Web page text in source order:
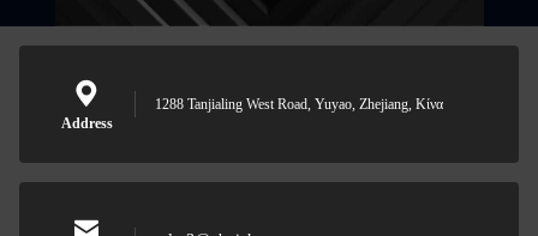
Address
1288 Tanjialing West Road, Yuyao, Zhejiang, Κίνα